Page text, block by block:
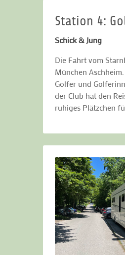
Station 4:
Schick & Jung
Die Fahrt vom
München
Golfer und
der Club hat den
ruhiges Plätzchen